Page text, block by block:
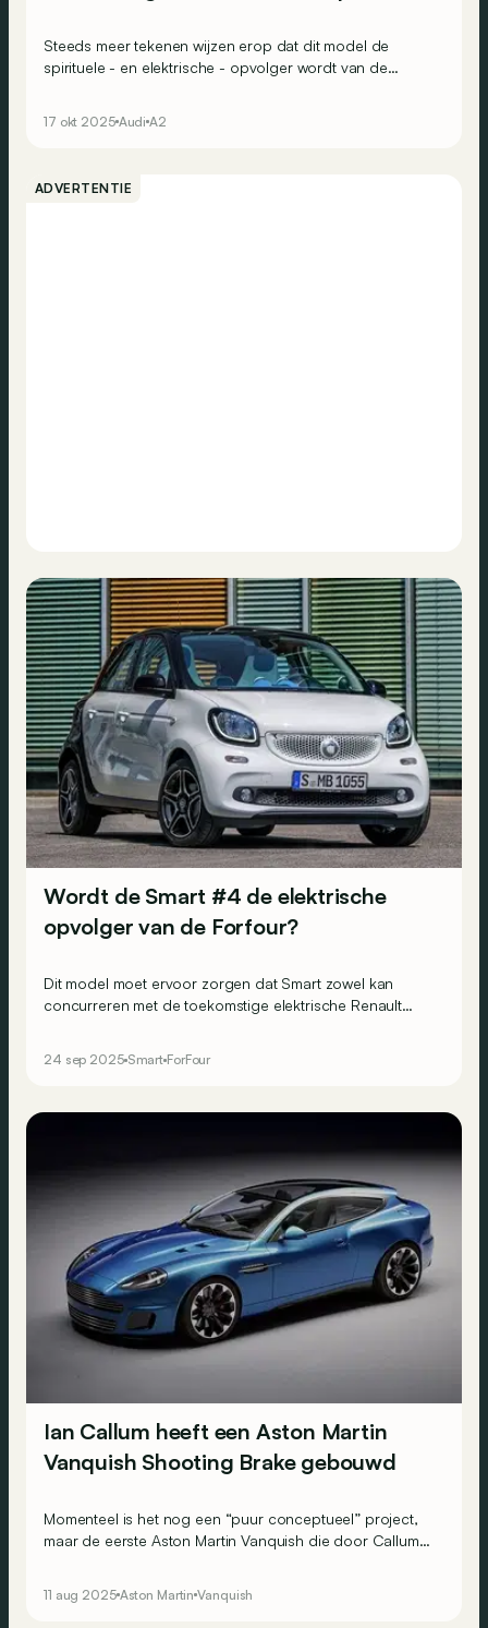
Steeds meer tekenen wijzen erop dat dit model de
spirituele - en elektrische - opvolger wordt van de
17 okt 2025 Audi A2
ADVERTENTIE
Wordt de Smart #4 de elektrische
opvolger van de Forfour?
Dit model moet ervoor zorgen dat Smart zowel kan
concurreren met de toekomstige elektrische Renault
24 sep 2025 Smart ForFour
Ian Callum heeft een Aston Martin
Vanquish Shooting Brake gebouwd
Momenteel is het nog een “puur conceptueel” project,
maar de eerste Aston Martin Vanquish die door Callum
11 aug 2025 Aston Martin Vanquish